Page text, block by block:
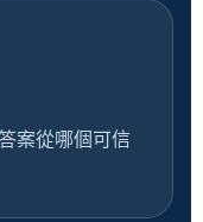
案從哪個可信